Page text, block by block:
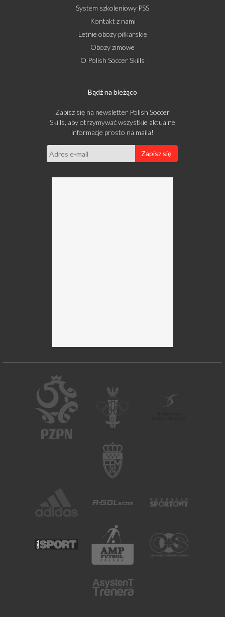
System szkoleniowy PSS
Kontakt z nami
Letnie obozy piłkarskie
Obozy zimowe
O Polish Soccer Skills
Bądź na bieżąco
Zapisz się na newsletter Polish Soccer
Skills, aby otrzymywać wszystkie aktualne
informacje prosto na maila!
Zapisz się